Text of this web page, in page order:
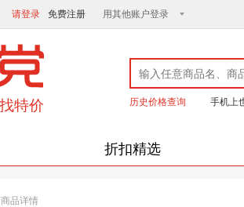
请登录 免费注册 用其他账户登录
历史价格查询 手机上
折扣精选
商品详情